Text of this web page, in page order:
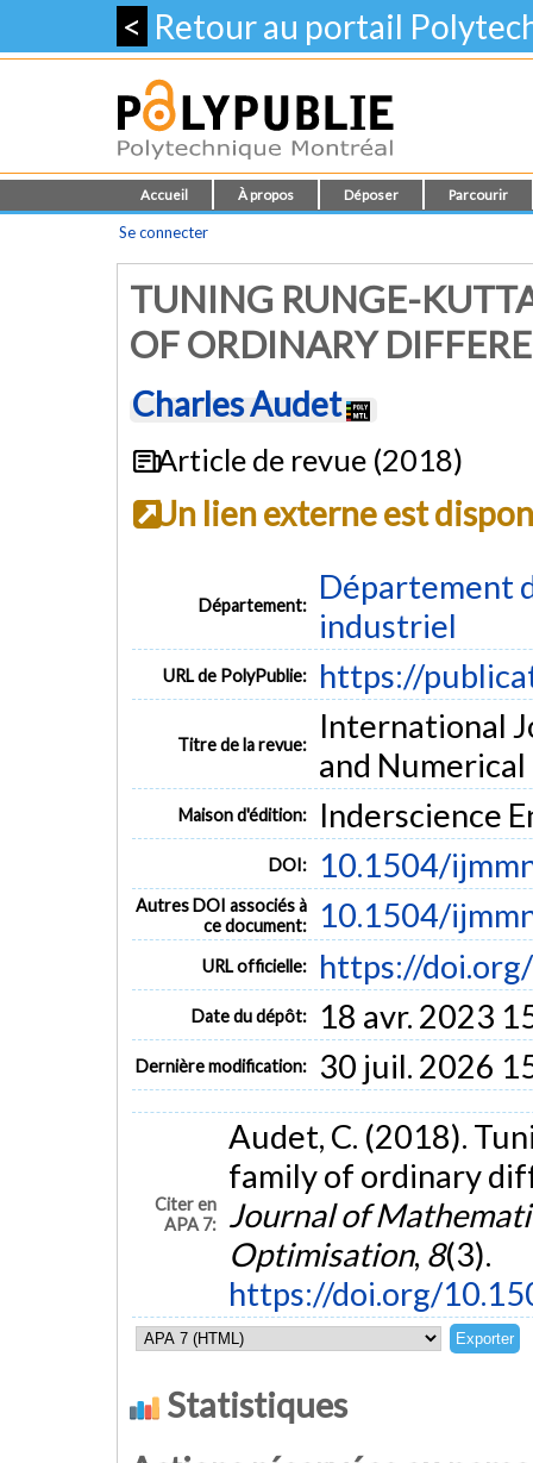
< Retour au portail
Accueil À propos Déposer Parcourir
Se connecter
TUNING RUNGE-
OF ORDINARY
Charles Audet
Article de revue (2018)
Un lien externe est
Département:
Département
industriel
URL de PolyPublie: https://
Titre de la revue:
International
and
Maison d'édition: Inderscience
DOI: 10.1504/
Autres DOI associés à
ce document:
10.1504/
URL officielle: https://
Date du dépôt: 18 avr. 2023
Dernière modification: 30 juil. 2026
Citer en
APA 7:
Audet, C. (2018).
family of ordinary
Journal of
Optimisation, 8(3).
https://doi.org/
Statistiques